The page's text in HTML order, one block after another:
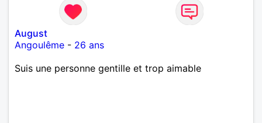
August
Angoulême - 26 ans
Suis une personne gentille et trop aimable